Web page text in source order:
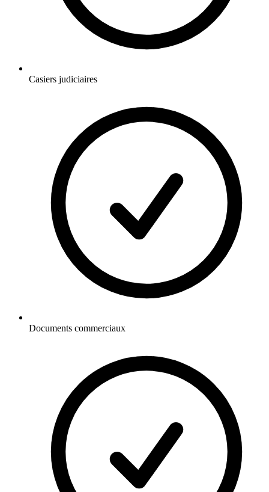
Casiers judiciaires
Documents commerciaux